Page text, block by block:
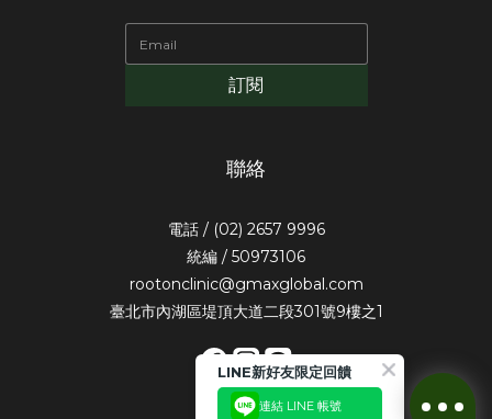
訂閱
聯絡
電話 / (02) 2657 9996
統編 / 50973106
rootonclinic@gmaxglobal.com
臺北市內湖區堤頂大道二段301號9樓之1
LINE新好友限定回饋
連結 LINE 帳號